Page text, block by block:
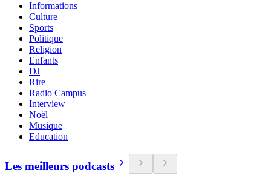
Informations
Culture
Sports
Politique
Religion
Enfants
DJ
Rire
Radio Campus
Interview
Noël
Musique
Education
Les meilleurs podcasts